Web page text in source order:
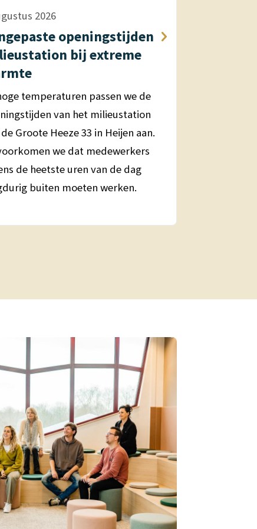
openingstijden
bij extreme
2026
temperaturen passen we de
van het milieustation
Groote Heeze 33 in Heijen aan.
we dat medewerkers
de heetste uren van de dag
buiten moeten werken.